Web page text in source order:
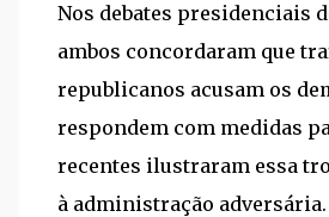
Nos debates presidenciais
ambos concordaram que
republicanos acusam os
respondem com medidas
recentes ilustraram essa
à administração adversária.